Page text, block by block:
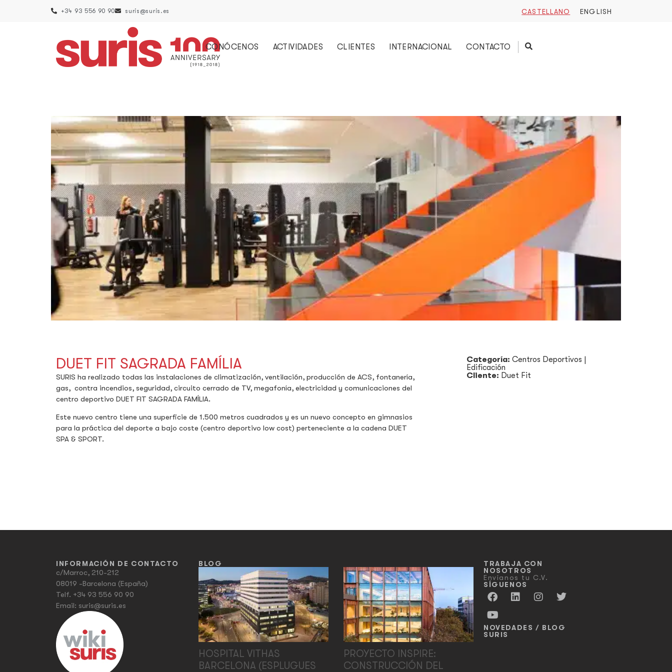
+34 93 556 90 90 suris@suris.es CASTELLANO ENGLISH
CONÓCENOS ACTIVIDADES CLIENTES INTERNACIONAL CONTACTO
DUET FIT SAGRADA FAMÍLIA
SURIS ha realizado todas las instalaciones de climatización, ventilación, producción de ACS, fontanería,
gas, contra incendios, seguridad, circuito cerrado de TV, megafonía, electricidad y comunicaciones del
centro deportivo DUET FIT SAGRADA FAMÍLIA.
Este nuevo centro tiene una superficie de 1.500 metros cuadrados y es un nuevo concepto en gimnasios
para la práctica del deporte a bajo coste (centro deportivo low cost) perteneciente a la cadena DUET
SPA & SPORT.
Categoría: Centros Deportivos |
Edificación
Cliente: Duet Fit
INFORMACIÓN DE CONTACTO
c/Marroc, 210-212
08019 -Barcelona (España)
Telf. +34 93 556 90 90
Email: suris@suris.es
BLOG
HOSPITAL VITHAS
BARCELONA (ESPLUGUES
PROYECTO INSPIRE:
CONSTRUCCIÓN DEL
TRABAJA CON
NOSOTROS
Envíanos tu C.V.
SÍGUENOS
NOVEDADES / BLOG
SURIS